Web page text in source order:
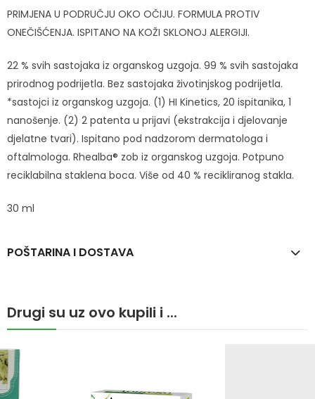
PRIMJENA U PODRUČJU OKO OČIJU. FORMULA PROTIV
ONEČIŠĆENJA. ISPITANO NA KOŽI SKLONOJ ALERGIJI.
22 % svih sastojaka iz organskog uzgoja. 99 % svih sastojaka
prirodnog podrijetla. Bez sastojaka životinjskog podrijetla.
*sastojci iz organskog uzgoja. (1) HI Kinetics, 20 ispitanika, 1
nanošenje. (2) 2 patenta u prijavi (ekstrakcija i djelovanje
djelatne tvari). Ispitano pod nadzorom dermatologa i
oftalmologa. Rhealba® zob iz organskog uzgoja. Potpuno
reciklabilna staklena boca. Više od 40 % recikliranog stakla.
30 ml
POŠTARINA I DOSTAVA
Drugi su uz ovo kupili i ...